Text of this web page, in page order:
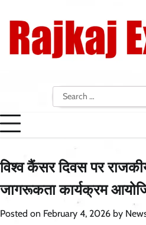
content
Search
for:
विश्व कैंसर दिवस पर
जागरूकता कार्यक्रम
Posted on February 4, 2026 by